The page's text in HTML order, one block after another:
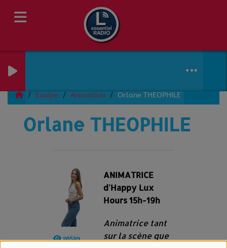
Équipe Animation Orlane THEOPHILE
Orlane THEOPHILE
26589
ANIMATRICE
d'Happy Lux
Hours 15h-19h
Animatrice tant
sur la scène que